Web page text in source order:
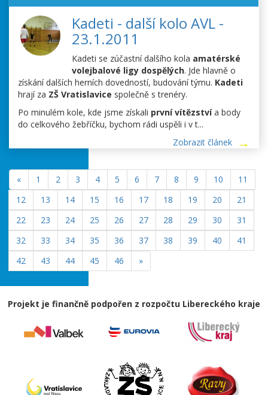
Kadeti - další kolo AVL -
23.1.2011
Kadeti se zúčastní dalšího kola amatérské
volejbalové ligy dospělých. Jde hlavně o
získání dalších herních dovedností, budování týmu. Kadeti
hrají za ZŠ Vratislavice společně s trenéry.
Po minulém kole, kde jsme získali první vítězstvía body
do celkového žebříčku, bychom rádi uspěli i v t...
Zobrazit článek
« 1 2 3 4 5 6 7 8 9 10
11
12
13 14 15 16 17 18 19 20
21
22
23 24 25 26 27 28 29 30
31
32
33 34 35 36 37 38 39 40
41
42
43 44 45 46 »
Projekt je finančně podpořen z rozpočtu Libereckého kraje